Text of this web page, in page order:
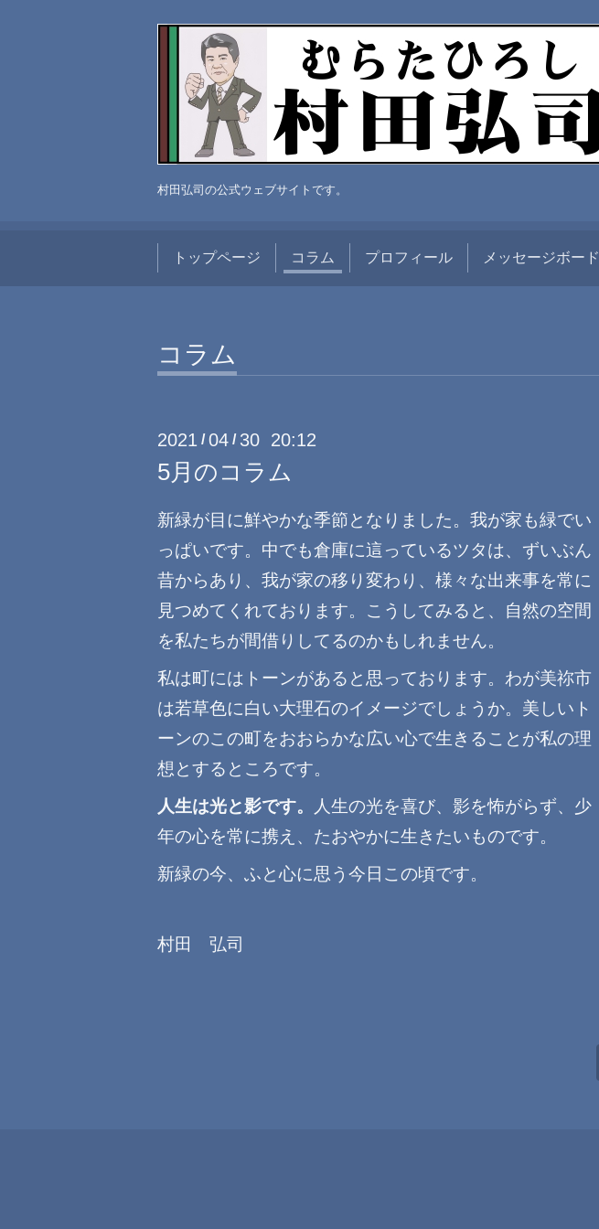
村田弘司の公式ウェブサイトです。
トップページ コラム プロフィール メッセージボード
コラム
2021 /04 / 30 20:12
5月のコラム
新緑が目に鮮やかな季節となりました。我が家も緑でい
っぱいです。中でも倉庫に這っているツタは、ずいぶん
昔からあり、我が家の移り変わり、様々な出来事を常に
見つめてくれております。こうしてみると、自然の空間
を私たちが間借りしてるのかもしれません。
私は町にはトーンがあると思っております。わが美祢市
は若草色に白い大理石のイメージでしょうか。美しいト
ーンのこの町をおおらかな広い心で生きることが私の理
想とするところです。
人生は光と影です。
人生の光を喜び、影を怖がらず、少
年の心を常に携え、たおやかに生きたいものです。
新緑の今、ふと心に思う今日この頃です。
村田 弘司